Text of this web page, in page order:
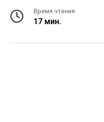
Время чтения
17 мин.